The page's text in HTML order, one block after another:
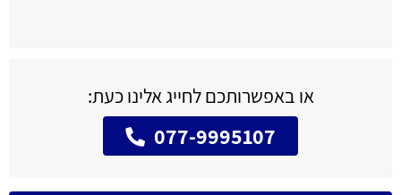
או באפשרותכם לחייג אלינו כעת:
077-9995107